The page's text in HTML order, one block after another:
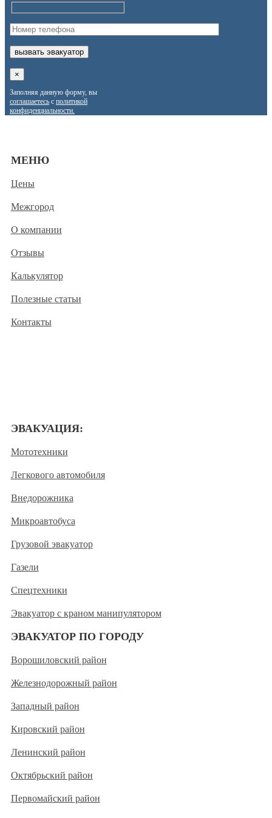
×
Заполняя данную форму, вы
соглашаетесь с политикой
конфиденциальности.
МЕНЮ
Цены
Межгород
О компании
Отзывы
Калькулятор
Полезные статьи
Контакты
ЭВАКУАЦИЯ:
Мототехники
Легкового автомобиля
Внедорожника
Микроавтобуса
Грузовой эвакуатор
Газели
Спецтехники
Эвакуатор с краном манипулятором
ЭВАКУАТОР ПО ГОРОДУ
Ворошиловский район
Железнодорожный район
Западный район
Кировский район
Ленинский район
Октябрьский район
Первомайский район